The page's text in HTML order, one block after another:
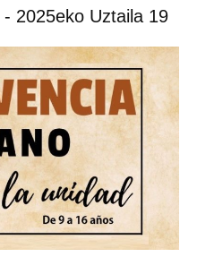
- 2025eko Uztaila 19